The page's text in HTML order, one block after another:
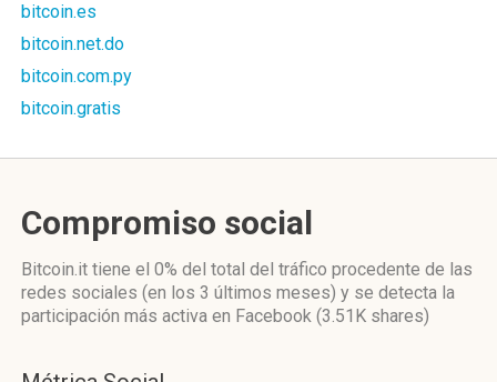
bitcoin.es
bitcoin.net.do
bitcoin.com.py
bitcoin.gratis
Compromiso social
Bitcoin.it tiene el 0% del total del tráfico procedente de las
redes sociales (en los 3 últimos meses) y se detecta la
participación más activa en Facebook (3.51K shares)